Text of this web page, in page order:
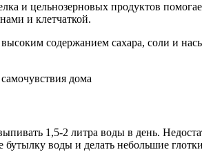
и цельнозерновых продуктов
и клетчаткой.
содержанием сахара, соли и
1,5-2 литра воды в день.
воды и делать небольшие